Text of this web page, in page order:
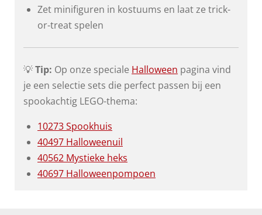
Zet minifiguren in kostuums en laat ze trick-
or-treat spelen
💡Tip: Op onze speciale Halloween pagina vind
je een selectie sets die perfect passen bij een
spookachtig LEGO-thema:
10273 Spookhuis
40497 Halloweenuil
40562 Mystieke heks
40697 Halloweenpompoen